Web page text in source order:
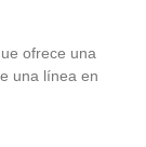
ofrece una
una línea en